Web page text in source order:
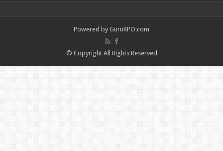
Powered by GuruKPO.com
© Copyright All Rights Reserved